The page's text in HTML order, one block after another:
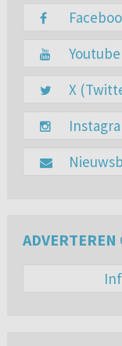
Youtube
X
ADVERTEREN